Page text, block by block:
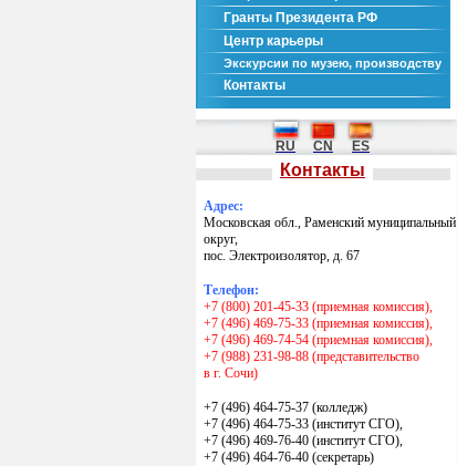
Гранты Президента РФ
Центр карьеры
Экскурсии по музею, производству
Контакты
RU CN ES
Контакты
Адрес:
Московская обл., Раменский муниципальный
округ,
пос. Электроизолятор, д. 67
Телефон:
+7 (800) 201-45-33 (приемная комиссия),
+7 (496) 469-75-33 (приемная комиссия),
+7 (496) 469-74-54 (приемная комиссия),
+7 (988) 231-98-88 (представительство
в г. Сочи)
+7 (496) 464-75-37 (колледж)
+7 (496) 464-75-33 (институт СГО),
+7 (496) 469-76-40 (институт СГО),
+7 (496) 464-76-40 (секретарь)